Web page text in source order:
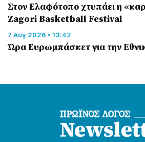
Στον Ελαφότοπο χτυπάει η
Zagori Basketball Festival
7 Αύγ 2026 • 13:42
Ώρα Ευρωμπάσκετ για την